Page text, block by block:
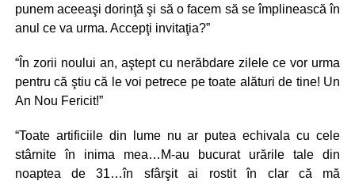
punem aceeaşi dorinţă şi să o facem să se împlinească în
anul ce va urma. Accepţi invitaţia?”
“În zorii noului an, aştept cu nerăbdare zilele ce vor urma
pentru că ştiu că le voi petrece pe toate alături de tine! Un
An Nou Fericit!”
“Toate artificiile din lume nu ar putea echivala cu cele
stârnite în inima mea…M-au bucurat urările tale din
noaptea de 31…în sfârşit ai rostit în clar că mă